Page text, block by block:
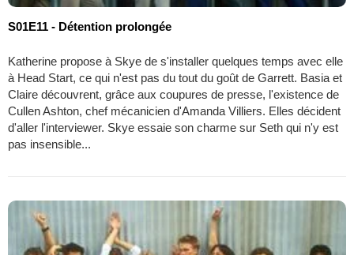
S01E11 - Détention prolongée
Katherine propose à Skye de s'installer quelques temps avec elle
à Head Start, ce qui n'est pas du tout du goût de Garrett. Basia et
Claire découvrent, grâce aux coupures de presse, l'existence de
Cullen Ashton, chef mécanicien d'Amanda Villiers. Elles décident
d'aller l'interviewer. Skye essaie son charme sur Seth qui n'y est
pas insensible...